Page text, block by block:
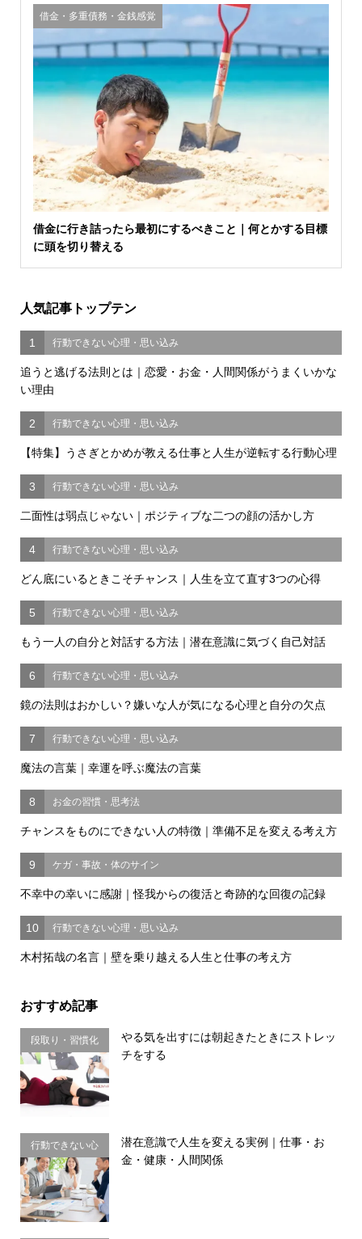
借金・多重債務・金銭感覚
借金に行き詰ったら最初にするべきこと｜何とかする目標
に頭を切り替える
人気記事トップテン
1 行動できない心理・思い込み
追うと逃げる法則とは｜恋愛・お金・人間関係がうまくいかな
い理由
2 行動できない心理・思い込み
【特集】うさぎとかめが教える仕事と人生が逆転する行動心理
3 行動できない心理・思い込み
二面性は弱点じゃない｜ポジティブな二つの顔の活かし方
4 行動できない心理・思い込み
どん底にいるときこそチャンス｜人生を立て直す3つの心得
5 行動できない心理・思い込み
もう一人の自分と対話する方法｜潜在意識に気づく自己対話
6 行動できない心理・思い込み
鏡の法則はおかしい？嫌いな人が気になる心理と自分の欠点
7 行動できない心理・思い込み
魔法の言葉｜幸運を呼ぶ魔法の言葉
8 お金の習慣・思考法
チャンスをものにできない人の特徴｜準備不足を変える考え方
9 ケガ・事故・体のサイン
不幸中の幸いに感謝｜怪我からの復活と奇跡的な回復の記録
10 行動できない心理・思い込み
木村拓哉の名言｜壁を乗り越える人生と仕事の考え方
おすすめ記事
段取り・習慣化
やる気を出すには朝起きたときにストレッ
チをする
行動できない心
理・思い込み
潜在意識で人生を変える実例｜仕事・お
金・健康・人間関係